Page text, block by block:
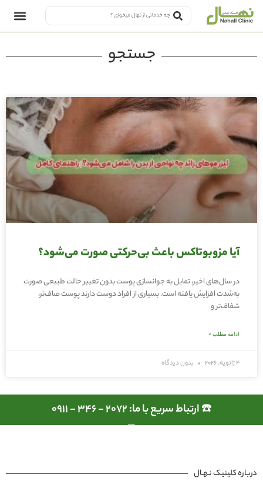
جستجو
آیا مزوبوتاکس باعث بی‌حرکتی صورت می‌شود؟
در سال‌های اخیر، تمایل به جوانسازی پوست بدون تغییر حالت طبیعی صورت
به‌شدت افزایش یافته است. بسیاری از افراد دوست دارند پوست صاف‌تر،
شفاف‌تر و
ادامه مطلب »
4 ژانویه, 2026 بدون دیدگاه
☎️ ارتباط سریع با ما: 2072 - 346 - 0911
درباره کلینیک نـهـال